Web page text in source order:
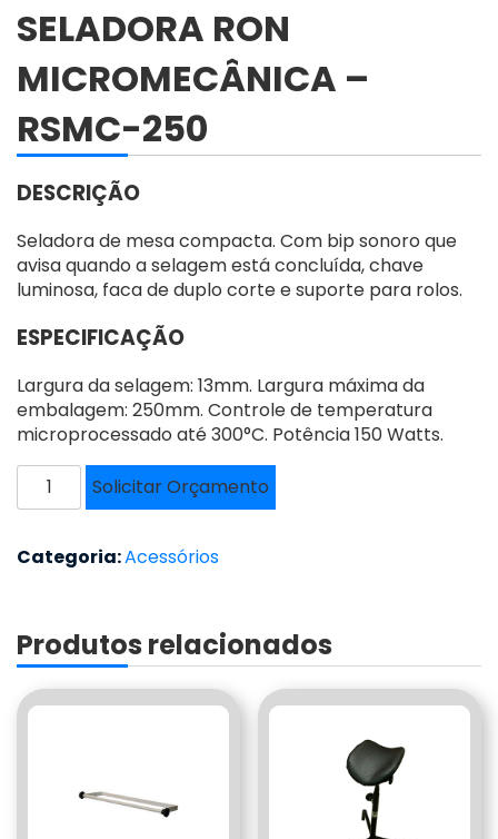
SELADORA RON
MICROMECÂNICA –
RSMC-250
DESCRIÇÃO
Seladora de mesa compacta. Com bip sonoro que
avisa quando a selagem está concluída, chave
luminosa, faca de duplo corte e suporte para rolos.
ESPECIFICAÇÃO
Largura da selagem: 13mm. Largura máxima da
embalagem: 250mm. Controle de temperatura
microprocessado até 300°C. Potência 150 Watts.
SELADORA
RON
-
RSMC-
Solicitar Orçamento
Categoria:Acessórios
Produtos relacionados